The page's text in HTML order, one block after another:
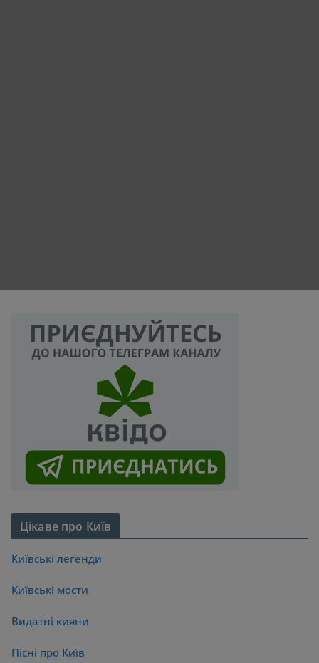
Цікаве про Київ
Київські легенди
Київські мости
Видатні кияни
Пісні про Київ